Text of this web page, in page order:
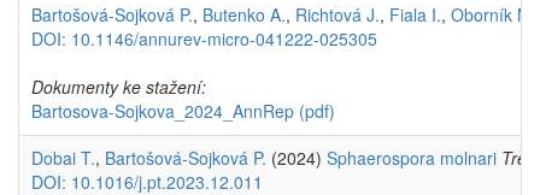
Bartošová-Sojková P., Butenko A., Richtová J., Fiala I., Oborník M.
DOI: 10.1146/annurev-micro-041222-025305
Dokumenty ke stažení:
Bartosova-Sojkova_2024_AnnRep (pdf)
Dobai T., Bartošová-Sojková P. (2024) Sphaerospora molnari
DOI: 10.1016/j.pt.2023.12.011